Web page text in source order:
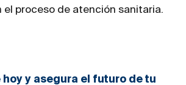
el proceso de atención sanitaria.
hoy y asegura el futuro de tu